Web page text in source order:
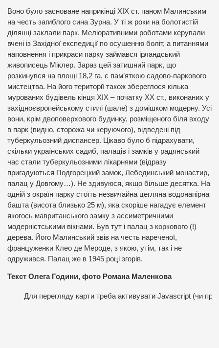
Воно було засноване наприкінці ХІХ ст. паном Малинським
на честь загиблого сина Зурна. У ті ж роки на болотистій
ділянці заклали парк. Меліоративними роботами керували
вчені із Західної експедиції по осушенню боліт, а питаннями
наповнення і прикраси парку займався ірландський
живописець Міклер. Зараз цей затишний парк, що
розкинувся на площі 18,2 га, є пам’яткою садово-паркового
мистецтва. На його території також збереглося кілька
мурованих будівель кінця ХІХ – початку ХХ ст., виконаних у
західноєвропейському стилі (шале) з домішком модерну. Усі
вони, крім двоповерхового будинку, розміщеного біля входу
в парк (видно, сторожа чи керуючого), відведені під
туберкульозний диспансер. Цікаво було б підрахувати,
скільки українських садиб, палаців і замків у радянський
час стали туберкульозними лікарнями (відразу
пригадуються Подгорецкий замок, Лебединський монастир,
палац у Довгому…). Не здивуюся, якщо більше десятка. На
одній з окраїн парку стоїть незвичайна цегляна водонапірна
башта (висота близько 25 м), яка скоріше нагадує елемент
якогось мавританського замку з ассиметричними
модерністськими вікнами. Був тут і палац з коркового (!)
дерева. Його Малинський звів на честь нареченої,
француженки Клео де Мероде, з якою, утім, так і не
одружився. Палац же в 1945 році згорів.
Текст Олега Години, фото Романа Маленкова
Для перегляду карти треба активувати Javascript (чи